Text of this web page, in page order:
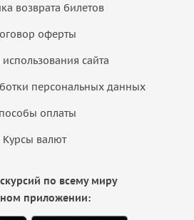
возврата билетов
оферты
сайта
персональных данных
оплаты
Курсы валют
по всему миру
приложении: